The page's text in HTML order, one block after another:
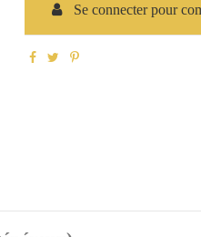
Se connecter pour